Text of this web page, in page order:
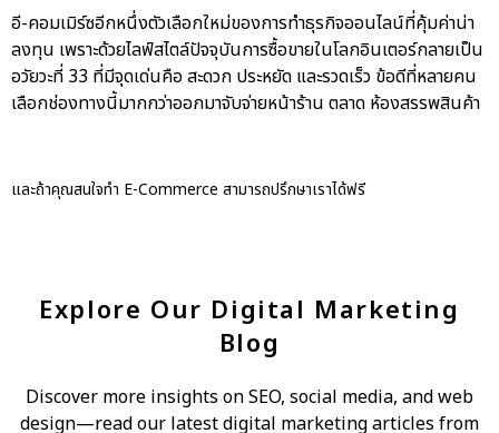
อี-คอมเมิร์ซอีกหนึ่งตัวเลือกใหม่ของการทำธุรกิจออนไลน์ที่คุ้มค่าน่า
ลงทุน เพราะด้วยไลฟ์สไตล์ปัจจุบันการซื้อขายในโลกอินเตอร์กลายเป็น
อวัยวะที่ 33 ที่มีจุดเด่นคือ สะดวก ประหยัด และรวดเร็ว ข้อดีที่หลายคน
เลือกช่องทางนี้มากกว่าออกมาจับจ่ายหน้าร้าน ตลาด ห้องสรรพสินค้า
และถ้าคุณสนใจทำ E-Commerce สามารถปรึกษาเราได้ฟรี
Explore Our Digital Marketing
Blog
Discover more insights on SEO, social media, and web
design—read our latest digital marketing articles from